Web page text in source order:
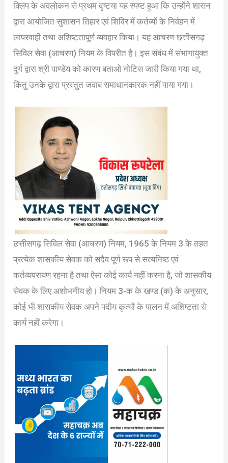
क्लिप के अवलोकन से प्रथम दृष्टया यह स्पष्ट हुआ कि उन्होंने शासन
द्वारा आयोजित सुशासन तिहार एवं शिविर में कर्तव्यों के निर्वहन में
लापरवाही तथा अशिष्टतापूर्ण व्यवहार किया। यह आचरण छत्तीसगढ़
सिविल सेवा (आचरण) नियम के विपरीत है। इस संबंध में संभागायुक्त
दुर्ग द्वारा श्री पाण्डेय को कारण बताओ नोटिस जारी किया गया था,
किंतु उनके द्वारा प्रस्तुत जवाब समाधानकारक नहीं पाया गया।
छत्तीसगढ़ सिविल सेवा (आचरण) नियम, 1965 के नियम 3 के तहत
प्रत्येक शासकीय सेवक को सदैव पूर्ण रूप से सत्यनिष्ठ एवं
कर्तव्यपरायण रहना है तथा ऐसा कोई कार्य नहीं करना है, जो शासकीय
सेवक के लिए अशोभनीय हो। नियम 3-क के खण्ड (क) के अनुसार,
कोई भी शासकीय सेवक अपने पदीय कृत्यों के पालन में अशिष्टता से
कार्य नहीं करेगा।